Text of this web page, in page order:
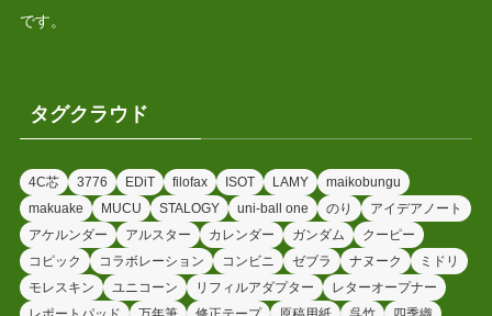
です。
タグクラウド
4C芯 3776 EDiT filofax ISOT LAMY
maikobungu
makuake
MUCU STALOGY uni-ball one のり
アイデアノート
アケルンダー
アルスター カレンダー ガンダム
クーピー
コピック
コラボレーション コンビニ ゼブラ ナヌーク
ミドリ
モレスキン
ユニコーン リフィルアダプター
レターオープナー